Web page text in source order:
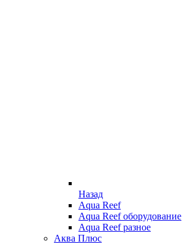
Назад
Aqua Reef
Aqua Reef оборудование
Aqua Reef разное
Аква Плюс